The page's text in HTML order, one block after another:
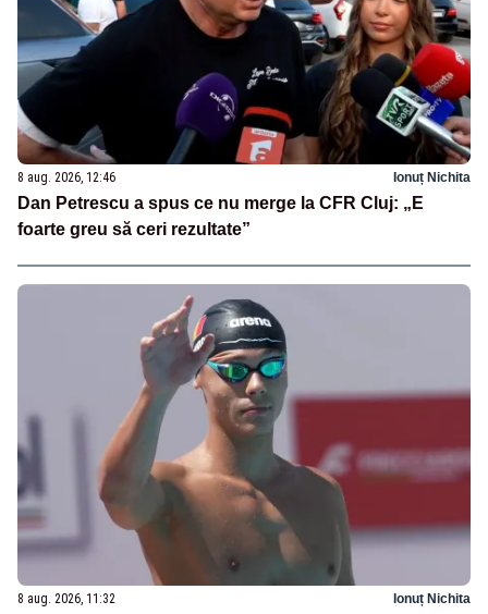
8 aug. 2026, 12:46 Ionuț Nichita
Dan Petrescu a spus ce nu merge la CFR Cluj: „E
foarte greu să ceri rezultate”
8 aug. 2026, 11:32 Ionuț Nichita